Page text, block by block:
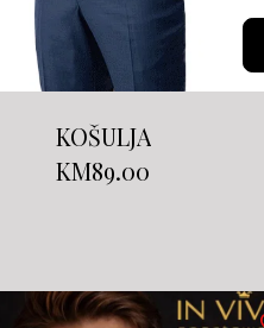
KOŠULJA
KM89.00